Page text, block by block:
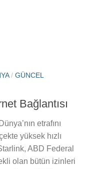
/ GÜNCEL
Bağlantısı
etrafını
yüksek hızlı
ABD Federal
olan bütün izinleri